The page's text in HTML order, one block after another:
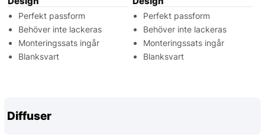
Perfekt passform
Behöver inte lackeras
Monteringssats ingår
Blanksvart
Perfekt passform
Behöver inte lackeras
Monteringssats ingår
Blanksvart
Diffuser